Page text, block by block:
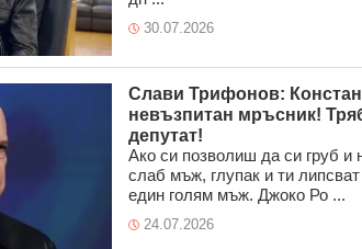
30.07.2026
Слави Трифонов:
невъзпитан мръсник!
депутат!
Ако си позволиш да си груб и
слаб мъж, глупак и ти
един голям мъж. Джоко Ро ...
24.07.2026